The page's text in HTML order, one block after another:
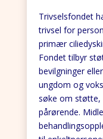
Trivselsfondet
trivsel for
primær
Fondet tilbyr
bevilgninger
ungdom og
søke om støtte,
pårørende.